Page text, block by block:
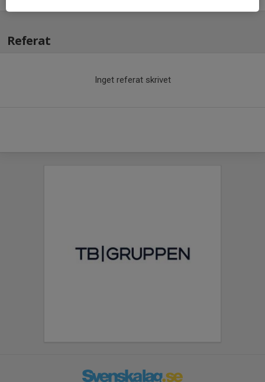
Referat
Inget referat skrivet